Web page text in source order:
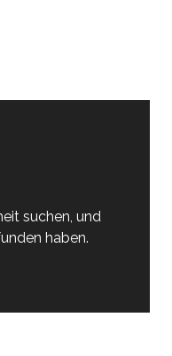
suchen, und
haben.